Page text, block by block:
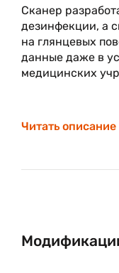
Сканер
дезинфекции, а
на глянцевых
данные даже в
медицинских
Читать